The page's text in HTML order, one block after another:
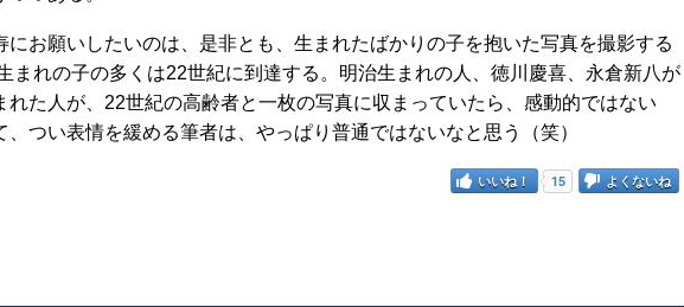
お願いしたいのは、是非とも、生まれたばかりの子を抱いた写真を撮影する
まれの子の多くは22世紀に到達する。明治生まれの人、徳川慶喜、永倉新八が
れた人が、22世紀の高齢者と一枚の写真に収まっていたら、感動的ではない
つい表情を緩める筆者は、やっぱり普通ではないなと思う（笑）
いいね！ 15 よくないね